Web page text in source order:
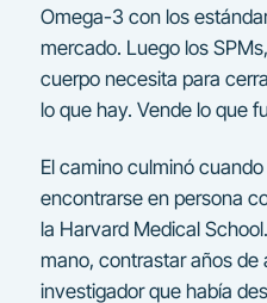
Omega-3 con los
mercado. Luego los
cuerpo necesita para
lo que hay. Vende lo que
El camino culminó
encontrarse en persona
la Harvard Medical
mano, contrastar años de
investigador que había